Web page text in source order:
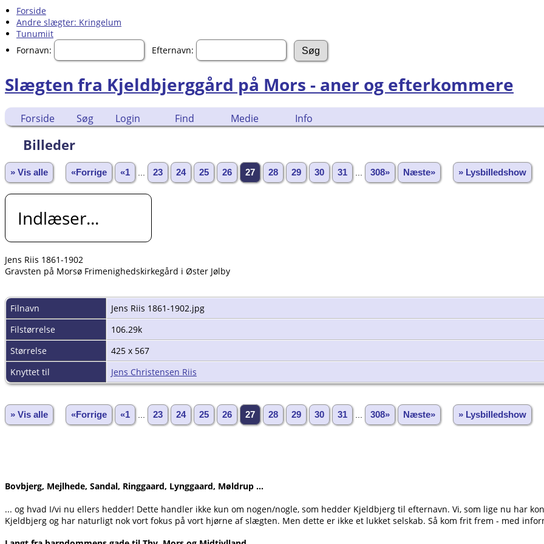
Forside
Andre slægter: Kringelum
Tunumiit
Fornavn:
Efternavn:
Slægten fra Kjeldbjerggård på Mors - aner og efterkommere
Forside Søg Login Find Medie Info
Billeder
» Vis alle «Forrige «1 ... 23 24 25 26 27 28 29 30 31 ... 308» Næste» » Lysbilledshow
Indlæser...
Jens Riis 1861-1902
Gravsten på Morsø Frimenighedskirkegård i Øster Jølby
Filnavn
Jens Riis 1861-1902.jpg
Filstørrelse
106.29k
Størrelse
425 x 567
Knyttet til
Jens Christensen Riis
» Vis alle «Forrige «1 ... 23 24 25 26 27 28 29 30 31 ... 308» Næste» » Lysbilledshow
Bovbjerg, Mejlhede, Sandal, Ringgaard, Lynggaard, Møldrup ...
... og hvad I/vi nu ellers hedder! Dette handler ikke kun om nogen/nogle, som hedder Kjeldbjerg til efternavn. Vi, som lige nu har
Kjeldbjerg og har naturligt nok vort fokus på vort hjørne af slægten. Men dette er ikke et lukket selskab. Så kom frit frem - med